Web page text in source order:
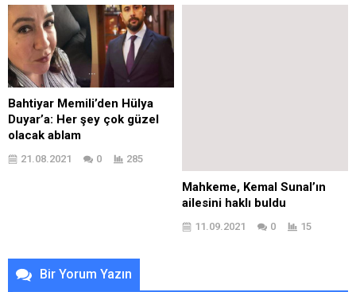
Bahtiyar Memili’den Hülya
Duyar’a: Her şey çok güzel
olacak ablam
21.08.2021 0 285
Mahkeme, Kemal Sunal’ın
ailesini haklı buldu
11.09.2021 0 15
Bir Yorum Yazın